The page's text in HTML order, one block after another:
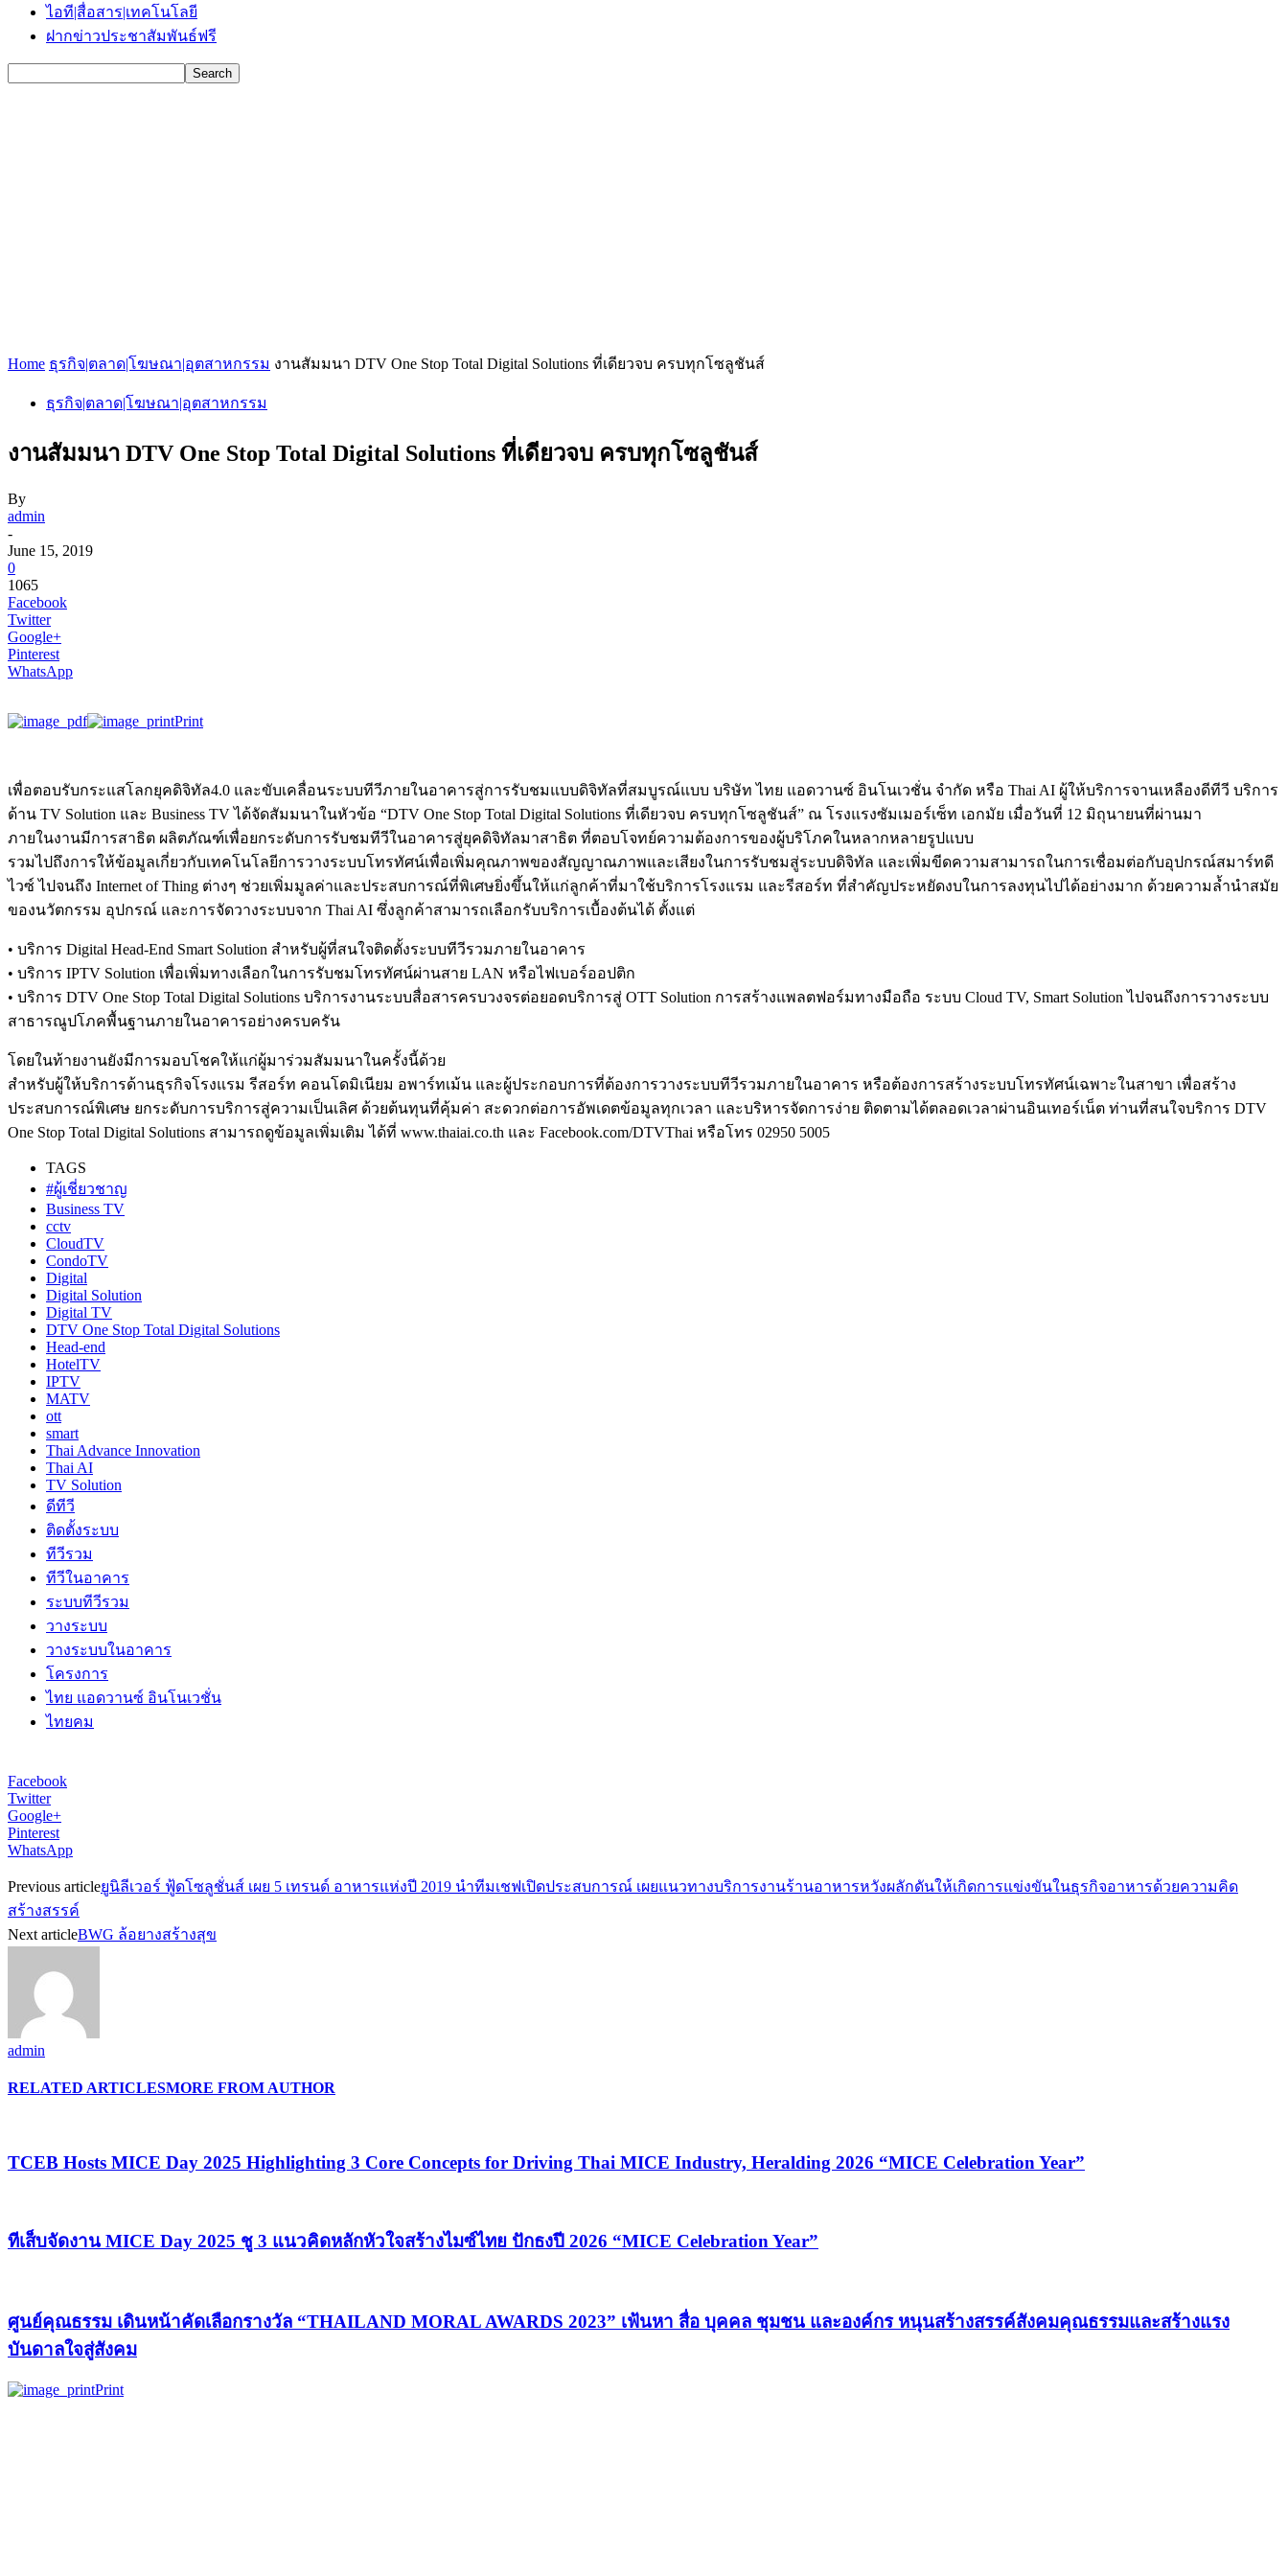
ไอที|สื่อสาร|เทคโนโลยี
ฝากข่าวประชาสัมพันธ์ฟรี
Home ธุรกิจ|ตลาด|โฆษณา|อุตสาหกรรม งานสัมมนา DTV One Stop Total Digital Solutions ที่เดียวจบ ครบทุกโซลูชันส์
ธุรกิจ|ตลาด|โฆษณา|อุตสาหกรรม
งานสัมมนา DTV One Stop Total Digital Solutions ที่เดียวจบ ครบทุกโซลูชันส์
By
admin
-
June 15, 2019
0
1065
Facebook
Twitter
Google+
Pinterest
WhatsApp
Print
เพื่อตอบรับกระแสโลกยุคดิจิทัล4.0 และขับเคลื่อนระบบทีวีภายในอาคารสู่การรับชมแบบดิจิทัลที่สมบูรณ์แบบ บริษัท ไทย แอดวานซ์ อินโนเวชั่น จำกัด หรือ Thai AI ผู้ให้บริการจานเหลืองดีทีวี บริการ
ด้าน TV Solution และ Business TV ได้จัดสัมมนาในหัวข้อ “DTV One Stop Total Digital Solutions ที่เดียวจบ ครบทุกโซลูชันส์” ณ โรงแรงซัมเมอร์เซ็ท เอกมัย เมื่อวันที่ 12 มิถุนายนที่ผ่านมา
ภายในงานมีการสาธิต ผลิตภัณฑ์เพื่อยกระดับการรับชมทีวีในอาคารสู่ยุคดิจิทัลมาสาธิต ที่ตอบโจทย์ความต้องการของผู้บริโภคในหลากหลายรูปแบบ
รวมไปถึงการให้ข้อมูลเกี่ยวกับเทคโนโลยีการวางระบบโทรทัศน์เพื่อเพิ่มคุณภาพของสัญญาณภาพและเสียงในการรับชมสู่ระบบดิจิทัล และเพิ่มขีดความสามารถในการเชื่อมต่อกับอุปกรณ์สมาร์ทดี
ไวซ์ ไปจนถึง Internet of Thing ต่างๆ ช่วยเพิ่มมูลค่าและประสบการณ์ที่พิเศษยิ่งขึ้นให้แก่ลูกค้าที่มาใช้บริการโรงแรม และรีสอร์ท ที่สำคัญประหยัดงบในการลงทุนไปได้อย่างมาก ด้วยความล้ำนำสมัย
ของนวัตกรรม อุปกรณ์ และการจัดวางระบบจาก Thai AI ซึ่งลูกค้าสามารถเลือกรับบริการเบื้องต้นได้ ตั้งแต่
• บริการ Digital Head-End Smart Solution สำหรับผู้ที่สนใจติดตั้งระบบทีวีรวมภายในอาคาร
• บริการ IPTV Solution เพื่อเพิ่มทางเลือกในการรับชมโทรทัศน์ผ่านสาย LAN หรือไฟเบอร์ออปติก
• บริการ DTV One Stop Total Digital Solutions บริการงานระบบสื่อสารครบวงจรต่อยอดบริการสู่ OTT Solution การสร้างแพลตฟอร์มทางมือถือ ระบบ Cloud TV, Smart Solution ไปจนถึงการวางระบบ
สาธารณูปโภคพื้นฐานภายในอาคารอย่างครบครัน
โดยในท้ายงานยังมีการมอบโชคให้แก่ผู้มาร่วมสัมมนาในครั้งนี้ด้วย
สำหรับผู้ให้บริการด้านธุรกิจโรงแรม รีสอร์ท คอนโดมิเนียม อพาร์ทเม้น และผู้ประกอบการที่ต้องการวางระบบทีวีรวมภายในอาคาร หรือต้องการสร้างระบบโทรทัศน์เฉพาะในสาขา เพื่อสร้าง
ประสบการณ์พิเศษ ยกระดับการบริการสู่ความเป็นเลิศ ด้วยต้นทุนที่คุ้มค่า สะดวกต่อการอัพเดตข้อมูลทุกเวลา และบริหารจัดการง่าย ติดตามได้ตลอดเวลาผ่านอินเทอร์เน็ต ท่านที่สนใจบริการ DTV
One Stop Total Digital Solutions สามารถดูข้อมูลเพิ่มเติม ได้ที่ www.thaiai.co.th และ Facebook.com/DTVThai หรือโทร 02950 5005
TAGS
#ผู้เชี่ยวชาญ
Business TV
cctv
CloudTV
CondoTV
Digital
Digital Solution
Digital TV
DTV One Stop Total Digital Solutions
Head-end
HotelTV
IPTV
MATV
ott
smart
Thai Advance Innovation
Thai AI
TV Solution
ดีทีวี
ติดตั้งระบบ
ทีวีรวม
ทีวีในอาคาร
ระบบทีวีรวม
วางระบบ
วางระบบในอาคาร
โครงการ
ไทย แอดวานซ์ อินโนเวชั่น
ไทยคม
Facebook
Twitter
Google+
Pinterest
WhatsApp
Previous articleยูนิลีเวอร์ ฟู้ดโซลูชั่นส์ เผย 5 เทรนด์ อาหารแห่งปี 2019 นำทีมเชฟเปิดประสบการณ์ เผยแนวทางบริการงานร้านอาหารหวังผลักดันให้เกิดการแข่งขันในธุรกิจอาหารด้วยความคิด
สร้างสรรค์
Next articleBWG ล้อยางสร้างสุข
admin
RELATED ARTICLESMORE FROM AUTHOR
TCEB Hosts MICE Day 2025 Highlighting 3 Core Concepts for Driving Thai MICE Industry, Heralding 2026 “MICE Celebration Year”
ทีเส็บจัดงาน MICE Day 2025 ชู 3 แนวคิดหลักหัวใจสร้างไมซ์ไทย ปักธงปี 2026 “MICE Celebration Year”
ศูนย์คุณธรรม เดินหน้าคัดเลือกรางวัล “THAILAND MORAL AWARDS 2023” เฟ้นหา สื่อ บุคคล ชุมชน และองค์กร หนุนสร้างสรรค์สังคมคุณธรรมและสร้างแรง
บันดาลใจสู่สังคม
Print